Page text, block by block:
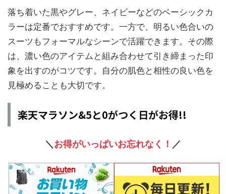
落ち着いた黒やグレー、ネイビーなどのベーシックカ
ラーは定番でおすすめです。一方で、明るい色合いの
スーツもフォーマルなシーンで活躍できます。その際
は、濃い色のアイテムと組み合わせて引き締まった印
象を出すのがコツです。自分の肌色と相性の良い色を
見極めることも大切です。
楽天マラソン&5と0がつく日がお得!!
＼ お得がいっぱいお忘れなく！ ／